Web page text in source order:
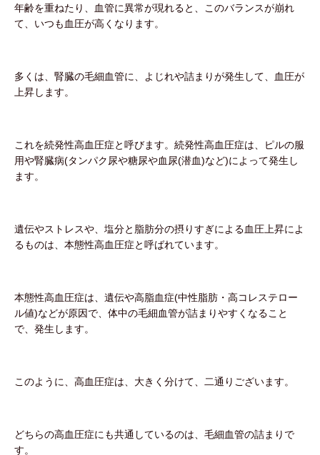
年齢を重ねたり、血管に異常が現れると、このバランスが崩れ
て、いつも血圧が高くなります。
多くは、腎臓の毛細血管に、よじれや詰まりが発生して、血圧が
上昇します。
これを続発性高血圧症と呼びます。続発性高血圧症は、ピルの服
用や腎臓病(タンパク尿や糖尿や血尿(潜血)など)によって発生し
ます。
遺伝やストレスや、塩分と脂肪分の摂りすぎによる血圧上昇によ
るものは、本態性高血圧症と呼ばれています。
本態性高血圧症は、遺伝や高脂血症(中性脂肪・高コレステロー
ル値)などが原因で、体中の毛細血管が詰まりやすくなること
で、発生します。
このように、高血圧症は、大きく分けて、二通りございます。
どちらの高血圧症にも共通しているのは、毛細血管の詰まりで
す。